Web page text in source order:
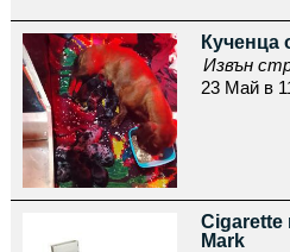
Кученца
Извън
23 Май в
Cigarette
Mark